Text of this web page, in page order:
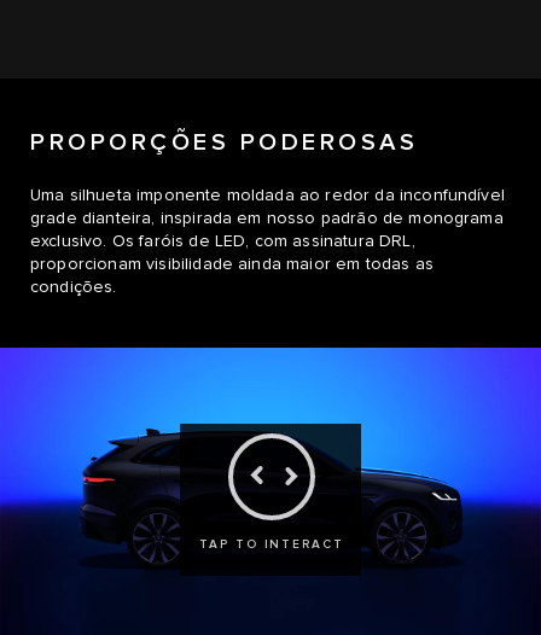
PROPORÇÕES PODEROSAS
Uma silhueta imponente moldada ao redor da inconfundível
grade dianteira, inspirada em nosso padrão de monograma
exclusivo. Os faróis de LED, com assinatura DRL,
proporcionam visibilidade ainda maior em todas as
condições.
TAP TO INTERACT